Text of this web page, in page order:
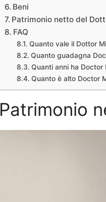
Beni
Patrimonio netto del
FAQ
Quanto vale il Dottor
Quanto guadagna
Quanti anni ha Doctor
Quanto è alto Doctor
Patrimonio